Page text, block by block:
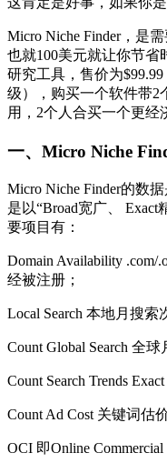
Micro Niche Finder，是
也就100美元就让你节省
研究工具，售价为
级），购买一个软件带2
用，2个人合买一个更经
一、Micro Niche
Micro Niche Finder的数
是以“Broad宽广、 Exact
要项目有：
Domain Availability
经被注册；
Local Search 本地月搜索
Count Global Search 全
Count Search Trends
Count Ad Cost 关键词估
OCI 即Online